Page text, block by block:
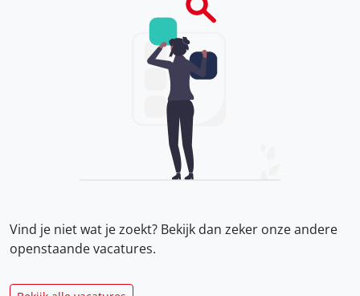
Vind je niet wat je zoekt? Bekijk dan zeker onzeandere
openstaande vacatures.